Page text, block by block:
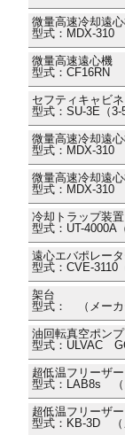
微量高速冷却遠
型式：MDX-310
微量高速遠心機
型式：CF16RN
セフティキャビ
型式：SU-3E（
微量高速冷却遠
型式：MDX-310
微量高速冷却遠
型式：MDX-310
冷却トラップ装
型式：UT-4000A
遠心エバポレー
型式：CVE-3110
架台
型式： （メーカ
油回転真空ポンプ
型式：ULVAC
超低温フリーザー
型式：LAB8s （
超低温フリーザ
型式：KB-3D （